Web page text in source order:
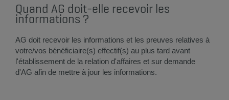
Quand AG doit-elle recevoir les
informations ?
AG doit recevoir les informations et les preuves relatives à
votre/vos bénéficiaire(s) effectif(s) au plus tard avant
l'établissement de la relation d'affaires et sur demande
d'AG afin de mettre à jour les informations.